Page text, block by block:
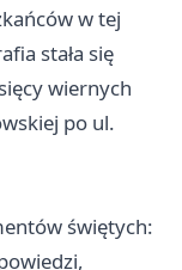
w tej
stała się
wiernych
po ul.
świętych: